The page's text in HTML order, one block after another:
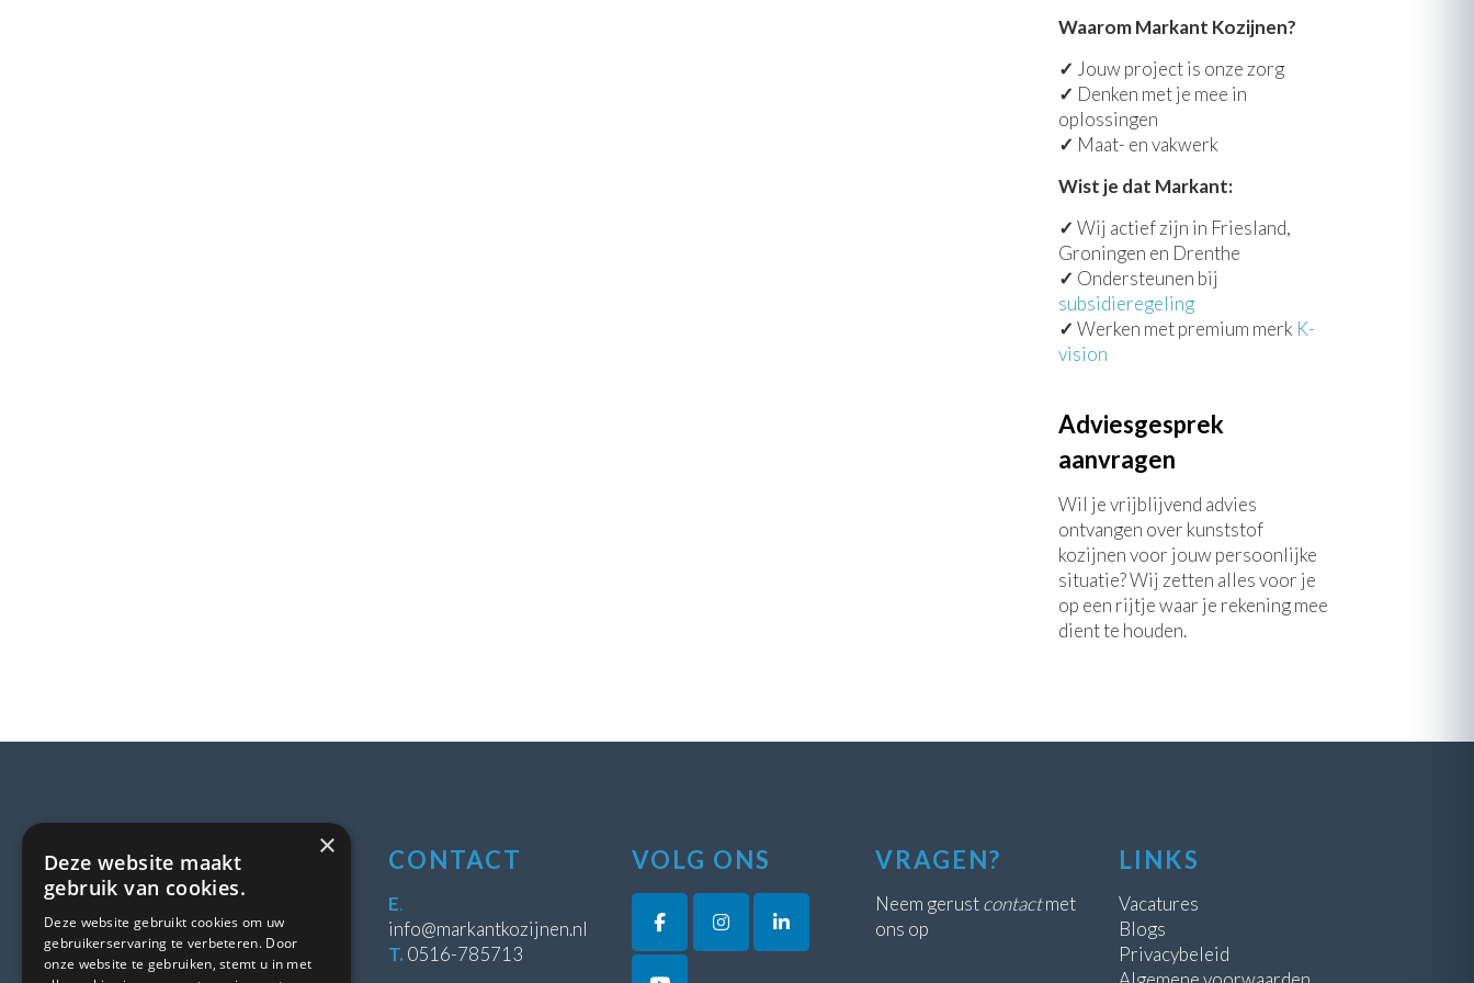
Waarom Markant Kozijnen?
✓ Jouw project is onze zorg
✓ Denken met je mee in
oplossingen
✓ Maat- en vakwerk
Wist je dat Markant:
✓ Wij actief zijn in Friesland,
Groningen en Drenthe
✓ Ondersteunen bij
subsidieregeling
✓ Werken met premium merk K-
vision
Adviesgesprek
aanvragen
Wil je vrijblijvend advies
ontvangen over kunststof
kozijnen voor jouw persoonlijke
situatie? Wij zetten alles voor je
op een rijtje waar je rekening mee
dient te houden.
LOCATIE
8431 WE Oosterwolde
CONTACT
E.
info@markantkozijnen.nl
T. 0516-785713
VOLG ONS VRAGEN?
Neem gerustcontactmet
ons op
LINKS
Vacatures
Blogs
Privacybeleid
×
Deze website maakt
gebruik van cookies.
Deze website gebruikt cookies om uw
gebruikerservaring te verbeteren. Door
onze website te gebruiken, stemt u in met